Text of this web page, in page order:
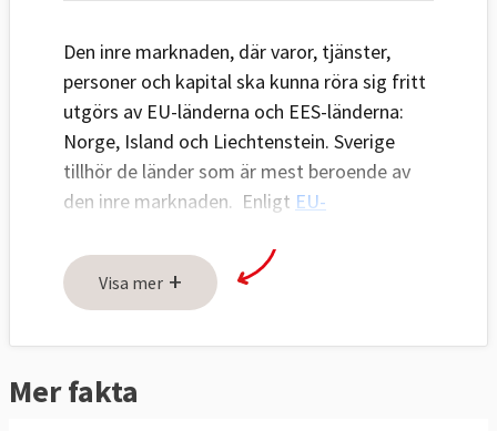
Den inre marknaden, där varor, tjänster,
personer och kapital ska kunna röra sig fritt
utgörs av EU-länderna och EES-länderna:
Norge, Island och Liechtenstein. Sverige
tillhör de länder som är mest beroende av
den inre marknaden. Enligt EU-
tjäna 29 miljarder euro per år på den inre
marknaden.
Visa mer +
Mer fakta